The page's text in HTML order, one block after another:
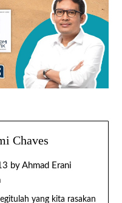
Chaves
by Ahmad Erani
yang kita rasakan